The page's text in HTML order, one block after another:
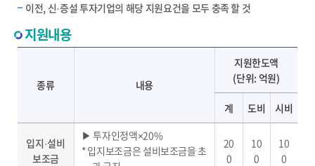
이전, 신·증설 투자기업의 해당 지원요건을 모두 충족 할 것
지원내용
종류 내용
지원한도액
(단위: 억원)
계 도비 시비
입지·설비
보조금
▶ 투자인정액×20%
* 입지보조금은 설비보조금을 초
20
0
10
0
10
0